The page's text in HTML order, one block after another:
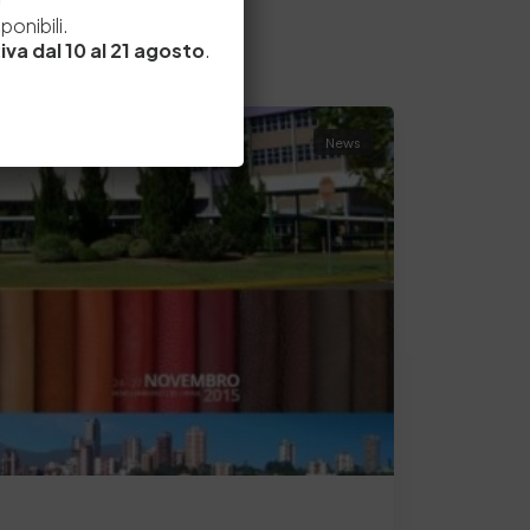
News
dal 10 al 21 agosto.